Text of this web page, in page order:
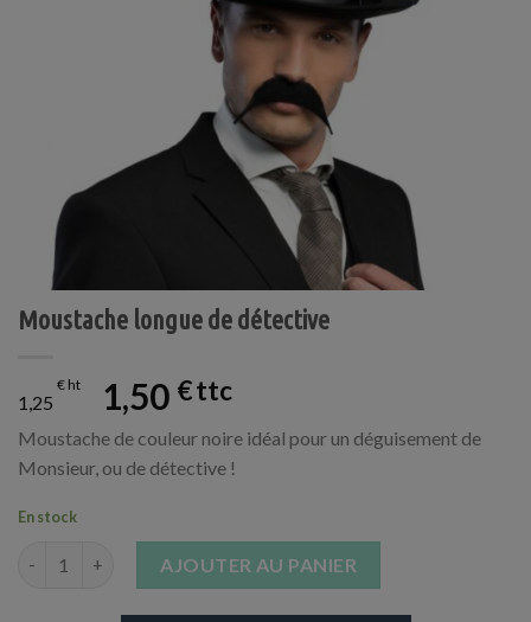
Moustache longue de détective
1,25
€ 1,50 €
Moustache de couleur noire idéal pour un déguisement de
Monsieur, ou de détective !
En stock
AJOUTER AU PANIER